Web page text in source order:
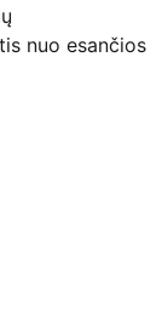
nuo esančios